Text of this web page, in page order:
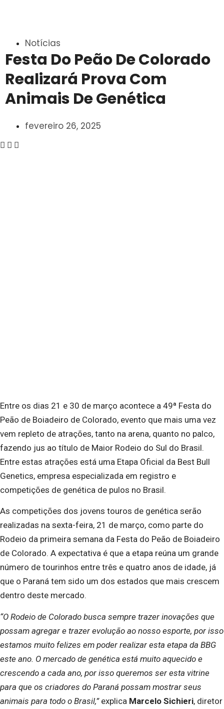
Notícias
Festa Do Peão De Colorado
Realizará Prova Com
Animais De Genética
fevereiro 26, 2025
Entre os dias 21 e 30 de março acontece a 49ª Festa do
Peão de Boiadeiro de Colorado, evento que mais uma vez
vem repleto de atrações, tanto na arena, quanto no palco,
fazendo jus ao título de Maior Rodeio do Sul do Brasil.
Entre estas atrações está uma Etapa Oficial da Best Bull
Genetics, empresa especializada em registro e
competições de genética de pulos no Brasil.
As competições dos jovens touros de genética serão
realizadas na sexta-feira, 21 de março, como parte do
Rodeio da primeira semana da Festa do Peão de Boiadeiro
de Colorado. A expectativa é que a etapa reúna um grande
número de tourinhos entre três e quatro anos de idade, já
que o Paraná tem sido um dos estados que mais crescem
dentro deste mercado.
“O Rodeio de Colorado busca sempre trazer inovações que
possam agregar e trazer evolução ao nosso esporte, por isso
estamos muito felizes em poder realizar esta etapa da BBG
este ano. O mercado de genética está muito aquecido e
crescendo a cada ano, por isso queremos ser esta vitrine
para que os criadores do Paraná possam mostrar seus
animais para todo o Brasil,”explica Marcelo Sichieri, diretor